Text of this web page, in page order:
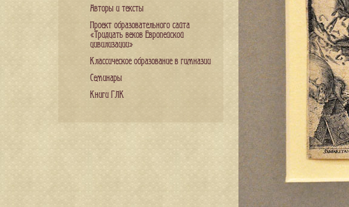
Авторы и тексты
Проект образовательного сайта
«Тридцать веков Европейской
цивилизации»
Классическое образование в гимназии
Семинары
Книги ГЛК